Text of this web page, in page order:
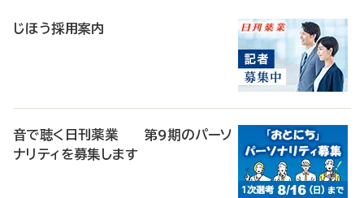
じほう採用案内
音で聴く日刊薬業 第9期のパーソ
ナリティを募集します